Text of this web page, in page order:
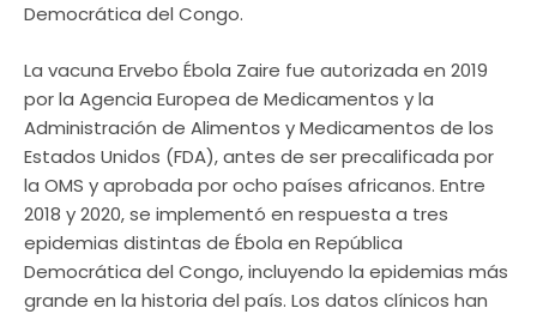
Democrática del Congo.
La vacuna Ervebo Ébola Zaire fue autorizada en 2019
por la Agencia Europea de Medicamentos y la
Administración de Alimentos y Medicamentos de los
Estados Unidos (FDA), antes de ser precalificada por
la OMS y aprobada por ocho países africanos. Entre
2018 y 2020, se implementó en respuesta a tres
epidemias distintas de Ébola en República
Democrática del Congo, incluyendo la epidemias más
grande en la historia del país. Los datos clínicos han